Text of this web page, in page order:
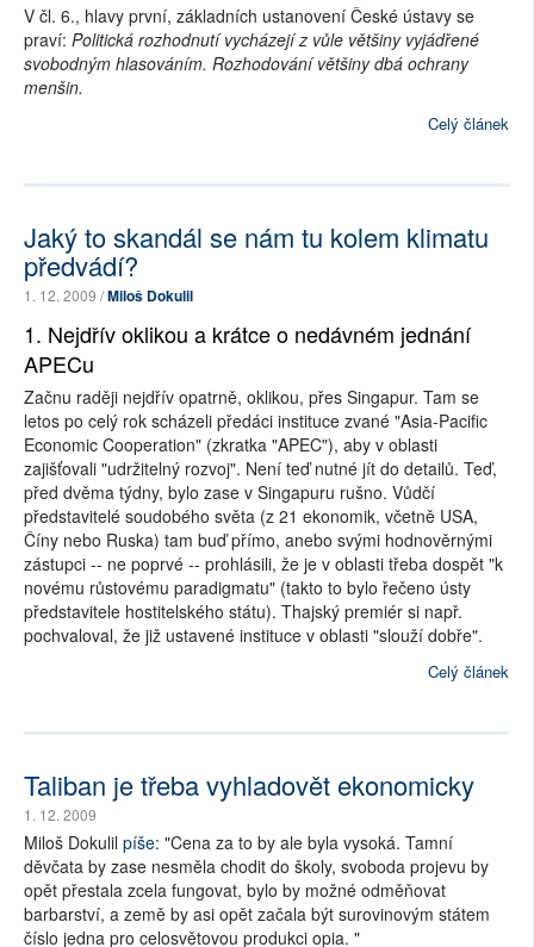
V čl. 6., hlavy první, základních ustanovení České ústavy se
praví: Politická rozhodnutí vycházejí z vůle většiny vyjádřené
svobodným hlasováním. Rozhodování většiny dbá ochrany
menšin.
Celý článek
Jaký to skandál se nám tu kolem klimatu
předvádí?
1. 12. 2009 /Miloš Dokulil
1. Nejdřív oklikou a krátce o nedávném jednání
APECu
Začnu raději nejdřív opatrně, oklikou, přes Singapur. Tam se
letos po celý rok scházeli předáci instituce zvané "Asia-Pacific
Economic Cooperation" (zkratka "APEC"), aby v oblasti
zajišťovali "udržitelný rozvoj". Není teď nutné jít do detailů. Teď,
před dvěma týdny, bylo zase v Singapuru rušno. Vůdčí
představitelé soudobého světa (z 21 ekonomik, včetně USA,
Číny nebo Ruska) tam buď přímo, anebo svými hodnověrnými
zástupci -- ne poprvé -- prohlásili, že je v oblasti třeba dospět "k
novému růstovému paradigmatu" (takto to bylo řečeno ústy
představitele hostitelského státu). Thajský premiér si např.
pochvaloval, že již ustavené instituce v oblasti "slouží dobře".
Celý článek
Taliban je třeba vyhladovět ekonomicky
1. 12. 2009
Miloš Dokulil píše: "Cena za to by ale byla vysoká. Tamní
děvčata by zase nesměla chodit do školy, svoboda projevu by
opět přestala zcela fungovat, bylo by možné odměňovat
barbarství, a země by asi opět začala být surovinovým státem
číslo jedna pro celosvětovou produkci opia. "